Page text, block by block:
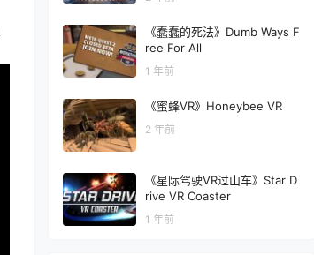
《蠢蠢的死法》Dumb Ways F
ree For All
1 年前
《蜜蜂VR》Honeybee VR
2 年前
《星际驾驶VR过山车》Star D
rive VR Coaster
1 年前